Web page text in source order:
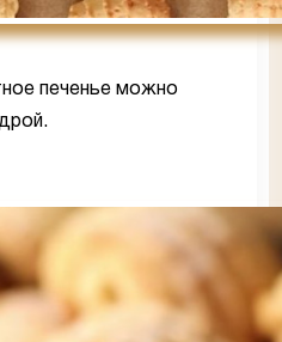
печенье можно